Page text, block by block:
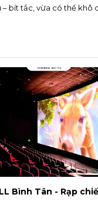
– bít tắc, vừa có thể khô
làm sạch vừa đủ,
cách và xử lý mồ hôi
Bình Tân - Rạp